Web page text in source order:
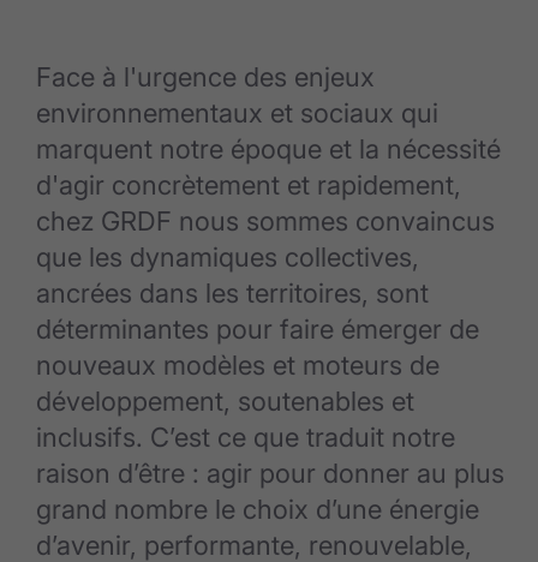
Face à l'urgence des enjeux
environnementaux et sociaux qui
marquent notre époque et la nécessité
d'agir concrètement et rapidement,
chez GRDF nous sommes convaincus
que les dynamiques collectives,
ancrées dans les territoires, sont
déterminantes pour faire émerger de
nouveaux modèles et moteurs de
développement, soutenables et
inclusifs. C’est ce que traduit notre
raison d’être : agir pour donner au plus
grand nombre le choix d’une énergie
d’avenir, performante, renouvelable,